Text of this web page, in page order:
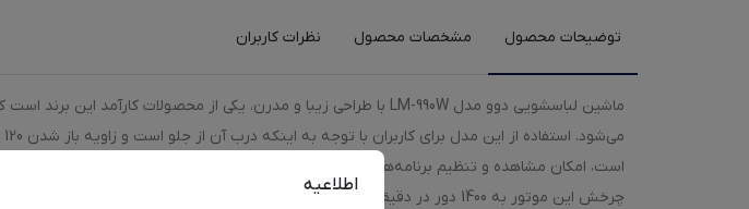
اطلاعیه
توضیحات محصول مشخصات محصول نظرات کاربران